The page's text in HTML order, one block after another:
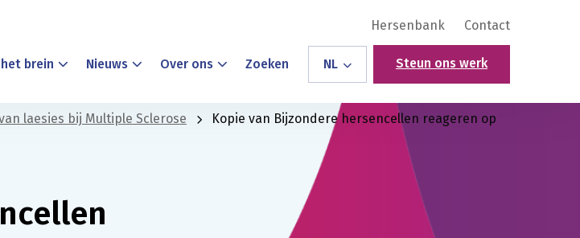
Hersenbank Contact
brein Nieuws Over ons Zoeken NL Steun ons werk
laesies bij Multiple Sclerose
Kopie van Bijzondere hersencellen reageren op